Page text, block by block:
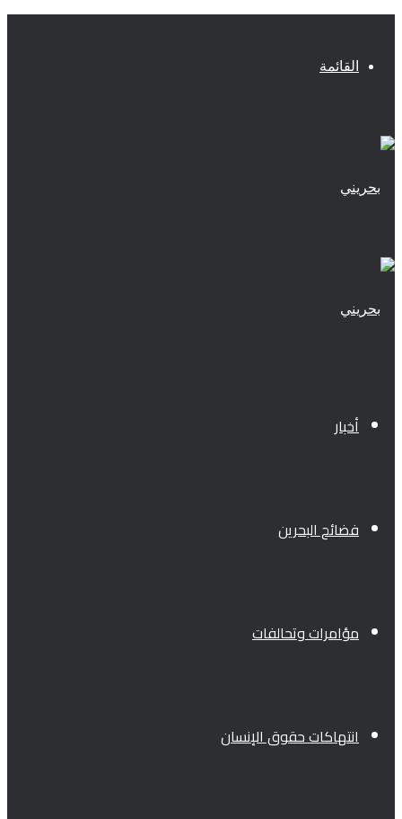
القائمة
أخبار
فضائح البحرين
مؤامرات وتحالفات
انتهاكات حقوق الإنسان